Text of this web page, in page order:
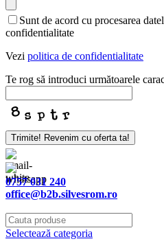
Sunt de acord cu procesarea
confidentialitate
Vezi politica de confidentialitate
Te rog să introduci următoarele
Trimite! Revenim cu oferta ta!
0757 031 240
office@b2b.silvesrom.ro
Selectează categoria